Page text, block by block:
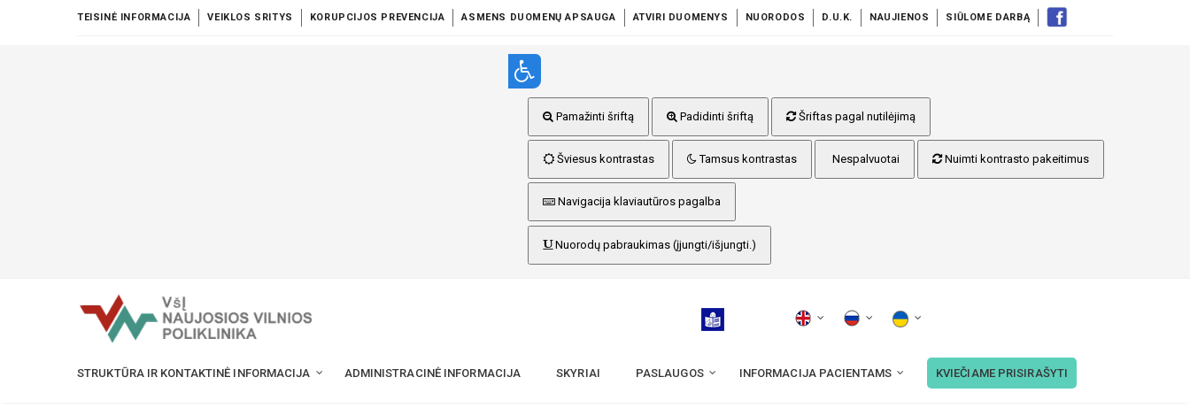
TEISINĖ INFORMACIJA VEIKLOS SRITYS KORUPCIJOS PREVENCIJA ASMENS DUOMENŲ APSAUGA ATVIRI DUOMENYS NUORODOS D.U.K. NAUJIENOS SIŪLOME DARBĄ
Pamažinti šriftą Padidinti šriftą Šriftas pagal nutilėjimą
Šviesus kontrastas Tamsus kontrastas Nespalvuotai Nuimti kontrasto pakeitimus
Navigacija klaviautūros pagalba
Nuorodų pabraukimas (įjungti/išjungti.)
STRUKTŪRA IR KONTAKTINĖ INFORMACIJA ADMINISTRACINĖ INFORMACIJA SKYRIAI PASLAUGOS INFORMACIJA PACIENTAMS KVIEČIAME PRISIRAŠYTI